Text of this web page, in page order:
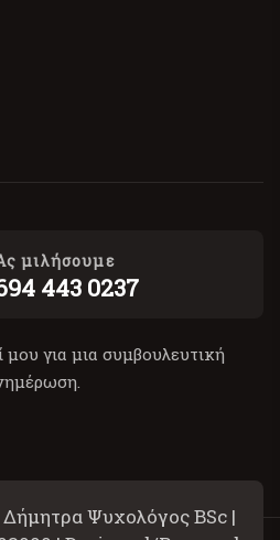
μιλήσουμε
443 0237
για μια συμβουλευτική
Ψυχολόγος BSc |